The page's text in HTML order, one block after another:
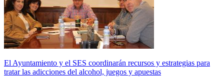
El Ayuntamiento y el SES coordinarán recursos y estrategias para
tratar las adicciones del alcohol, juegos y apuestas